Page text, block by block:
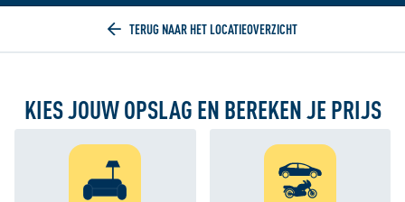
Home
KIES JOUW OPSLAG EN BEREKEN JE PRIJS